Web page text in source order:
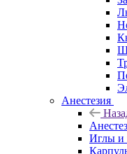
Анестезия
Иглы и